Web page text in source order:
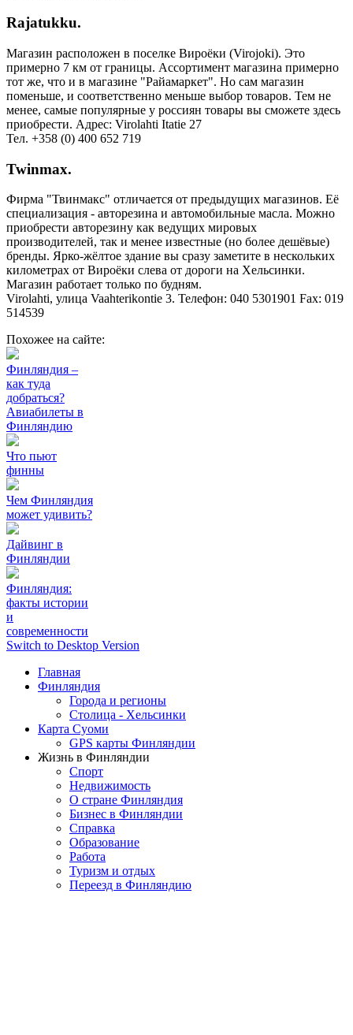
Rajatukku.
Магазин расположен в поселке Вироёки (Virojoki). Это
примерно 7 км от границы. Ассортимент магазина примерно
тот же, что и в магазине "Райамаркет". Но сам магазин
поменьше, и соответственно меньше выбор товаров. Тем не
менее, самые популярные у россиян товары вы сможете здесь
приобрести. Адрес: Virolahti Itatie 27
Тел. +358 (0) 400 652 719
Twinmax.
Фирма "Твинмакс" отличается от предыдущих магазинов. Её
специализация - авторезина и автомобильные масла. Можно
приобрести авторезину как ведущих мировых
производителей, так и менее известные (но более дешёвые)
бренды. Ярко-жёлтое здание вы сразу заметите в нескольких
километрах от Вироёки слева от дороги на Хельсинки.
Магазин работает только по будням.
Virolahti, улица Vaahterikontie 3. Телефон: 040 5301901 Fax: 019
514539
Похожее на сайте:
Финляндия –
как туда
добраться?
Авиабилеты в
Финляндию
Что пьют
финны
Чем Финляндия
может удивить?
Дайвинг в
Финляндии
Финляндия:
факты истории
и
современности
Switch to Desktop Version
Главная
Финляндия
Города и регионы
Столица - Хельсинки
Карта Суоми
GPS карты Финляндии
Жизнь в Финляндии
Спорт
Недвижимость
О стране Финляндия
Бизнес в Финляндии
Справка
Образование
Работа
Туризм и отдых
Переезд в Финляндию